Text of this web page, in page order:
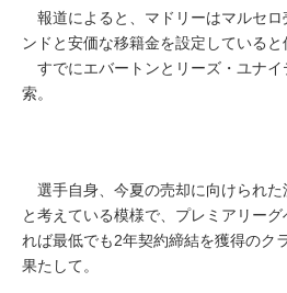
報道によると、マドリーはマルセロ
ンドと安価な移籍金を設定していると
すでにエバートンとリーズ・ユナイ
索。
選手自身、今夏の売却に向けられた
と考えている模様で、プレミアリー
れば最低でも2年契約締結を獲得のク
果たして。